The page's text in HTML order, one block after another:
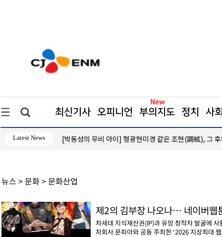
최신기사 오피니언 부의지도 정치 사
Latest News
이명(耳鳴) [이재명의 세무테크] 연말정산, 하반기 전략이 절세 좌우
뉴스 > 문화 > 문화산업
제2의 김부장 나오나… 네이버웹
차세대 지식재산권(IP)과 유망 창작자 발굴에
자회사 문피아와 공동 주최한 ‘2026 지상최대